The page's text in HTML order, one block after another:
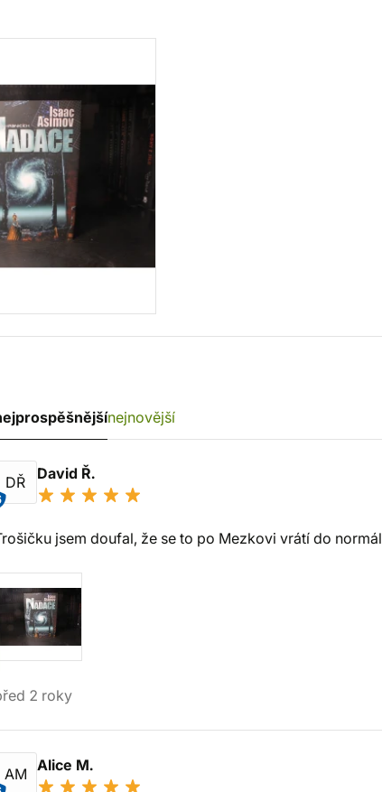
nejnovější
DŘ David Ř.
jsem doufal, že se to po Mezkovi vrátí do
2 roky
AM Alice M.